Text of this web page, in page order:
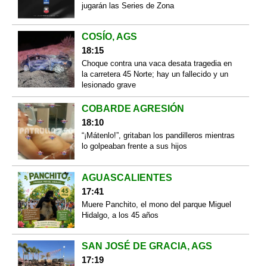
jugarán las Series de Zona
COSÍO, AGS
18:15
Choque contra una vaca desata tragedia en
la carretera 45 Norte; hay un fallecido y un
lesionado grave
COBARDE AGRESIÓN
18:10
“¡Mátenlo!”, gritaban los pandilleros mientras
lo golpeaban frente a sus hijos
AGUASCALIENTES
17:41
Muere Panchito, el mono del parque Miguel
Hidalgo, a los 45 años
SAN JOSÉ DE GRACIA, AGS
17:19